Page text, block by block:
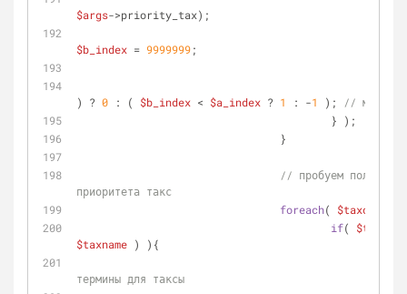
$args->priority_tax);
$b_index = 9999999;
) ? 0 : ( $b_index < $a_index ? 1 : -1 );
// меньше
					} );
				}
// пробуем получить
приоритета такс
foreach( $taxonomies
if( $terms
$taxname ) ){
термины для таксы